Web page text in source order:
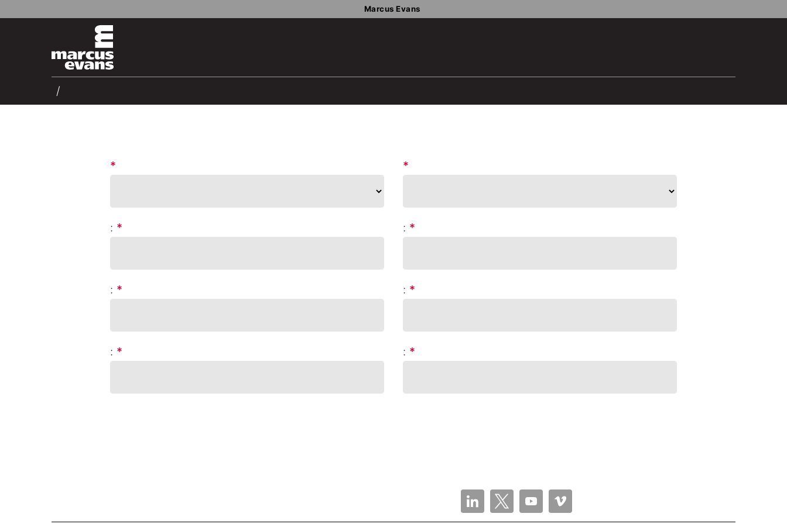
Marcus Evans
* *
: * : *
: * : *
: * : *